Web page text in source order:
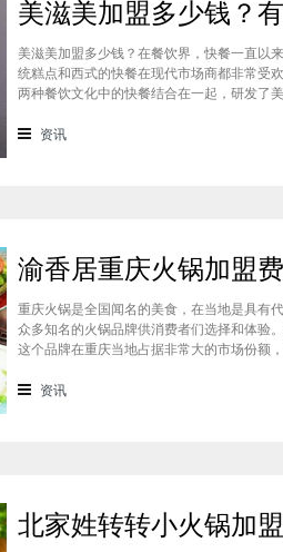
美滋美加盟多少钱？在餐饮界，快餐一直以
统糕点和西式的快餐在现代市场商都非常受
两种餐饮文化中的快餐结合在一起，研发了
盟多少钱？这个品牌是进来十分火爆的一个
资讯
重庆火锅是全国闻名的美食，在当地是具有
众多知名的火锅品牌供消费者们选择和体验
这个品牌在重庆当地占据非常大的市场份额
的，渝香居重庆火锅加盟成为了大家心中非
资讯